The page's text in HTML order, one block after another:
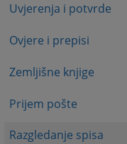
Uvjerenja i potvrde
Ovjere i prepisi
Zemljišne knjige
Prijem pošte
Razgledanje spisa